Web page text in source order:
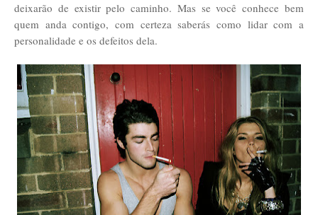
deixarão de existir pelo caminho. Mas se você conhece bem
quem anda contigo, com certeza saberás como lidar com a
personalidade e os defeitos dela.